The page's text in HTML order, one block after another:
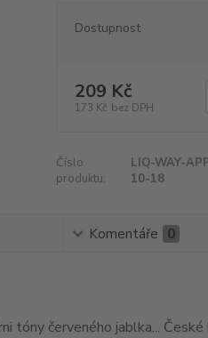
Dostupnost
209 Kč
173 Kč bez DPH
Číslo
produktu:
LIQ-WAY-
10-18
Komentáře 0
tóny červeného jablka...